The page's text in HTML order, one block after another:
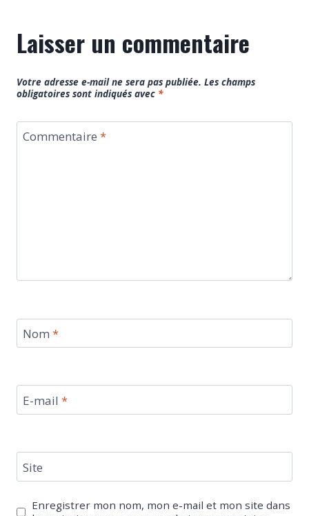
Laisser un commentaire
Votre adresse e-mail ne sera pas publiée. Les champs
obligatoires sont indiqués avec *
Commentaire *
Nom *
E-mail *
Site
Enregistrer mon nom, mon e-mail et mon site dans